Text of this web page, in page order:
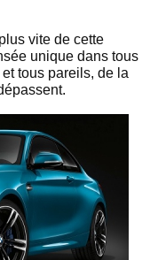
vite de cette
unique dans tous
tous pareils, de la